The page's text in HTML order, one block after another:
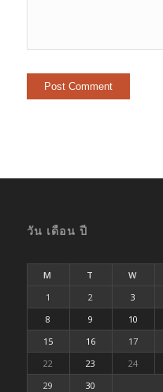
วัน เดือน ปี
M T W
1
2 3
8
9 10
15
16 17
22
23 24
29
30